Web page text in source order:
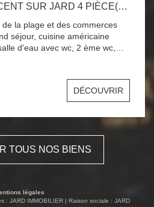
MAISON SAINT VINCENT SUR JARD 4 PIÈCE(S) 120 M2
la plage et des commerces
séjour, cuisine américaine
d'eau avec wc, 2 ème wc,
PRESTATIONS POUR CETTE
A SAISIR !!! Pour
DÉCOUVRIR
TOUS NOS BIENS
légales
: JARD IMMOBILIER | Raison sociale : JARD